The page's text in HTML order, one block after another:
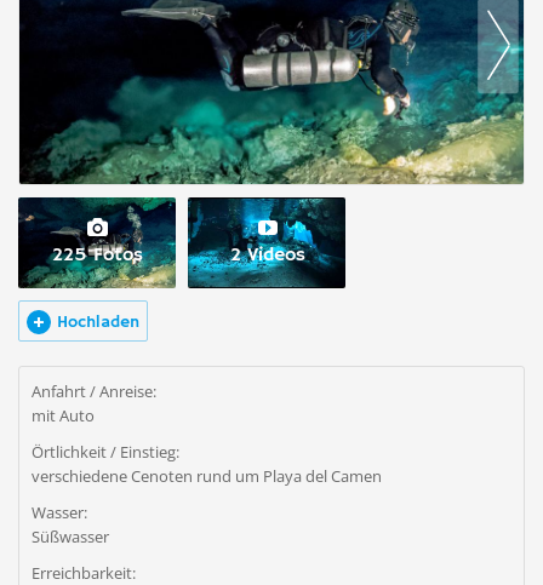
225 Fotos 2 Videos
Hochladen
Anfahrt / Anreise:
mit Auto
Örtlichkeit / Einstieg:
verschiedene Cenoten rund um Playa del Camen
Wasser:
Süßwasser
Erreichbarkeit: